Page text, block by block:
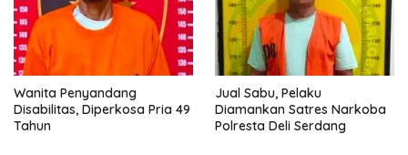
Wanita Penyandang
Disabilitas, Diperkosa Pria 49
Tahun
Jual Sabu, Pelaku
Diamankan Satres Narkoba
Polresta Deli Serdang